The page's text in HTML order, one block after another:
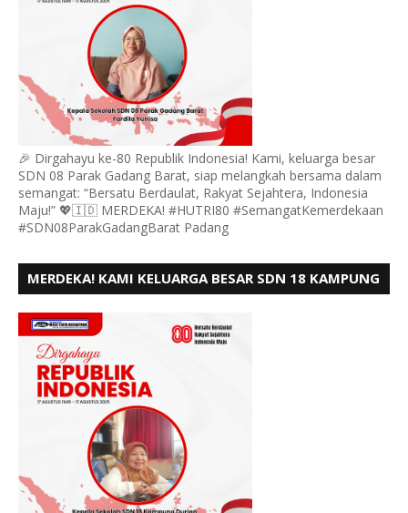
🎉 Dirgahayu ke-80 Republik Indonesia! Kami, keluarga besar
SDN 08 Parak Gadang Barat, siap melangkah bersama dalam
semangat: “Bersatu Berdaulat, Rakyat Sejahtera, Indonesia
Maju!” 💖🇮🇩 MERDEKA! #HUTRI80 #SemangatKemerdekaan
#SDN08ParakGadangBarat Padang
MERDEKA! KAMI KELUARGA BESAR SDN 18 KAMPUNG